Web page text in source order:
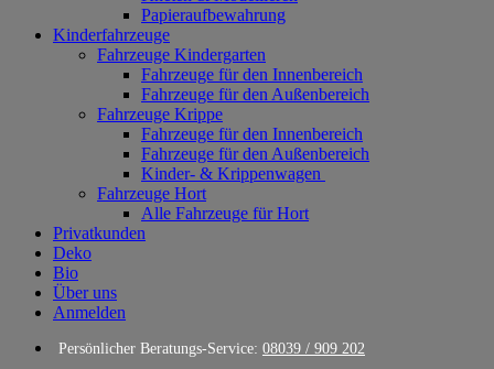
Papieraufbewahrung
Kinderfahrzeuge
Fahrzeuge Kindergarten
Fahrzeuge für den Innenbereich
Fahrzeuge für den Außenbereich
Fahrzeuge Krippe
Fahrzeuge für den Innenbereich
Fahrzeuge für den Außenbereich
Kinder- & Krippenwagen
Fahrzeuge Hort
Alle Fahrzeuge für Hort
Privatkunden
Deko
Bio
Über uns
Anmelden
Persönlicher Beratungs-Service: 08039 / 909 202